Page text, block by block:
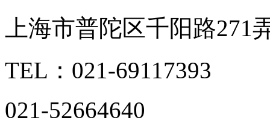
上海市普陀区千阳路271
TEL：021-69117393
021-52664640